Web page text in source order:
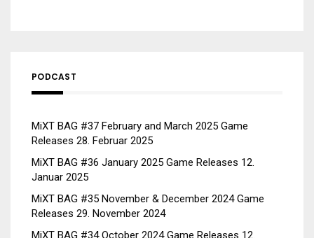
PODCAST
MiXT BAG #37 February and March 2025 Game
Releases 28. Februar 2025
MiXT BAG #36 January 2025 Game Releases 12.
Januar 2025
MiXT BAG #35 November & December 2024 Game
Releases 29. November 2024
MiXT BAG #34 October 2024 Game Releases 12.